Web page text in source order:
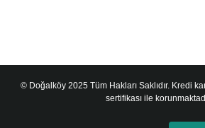
© Doğalköy 2025 Tüm Hakları Saklıdır. Kredi
sertifikası ile